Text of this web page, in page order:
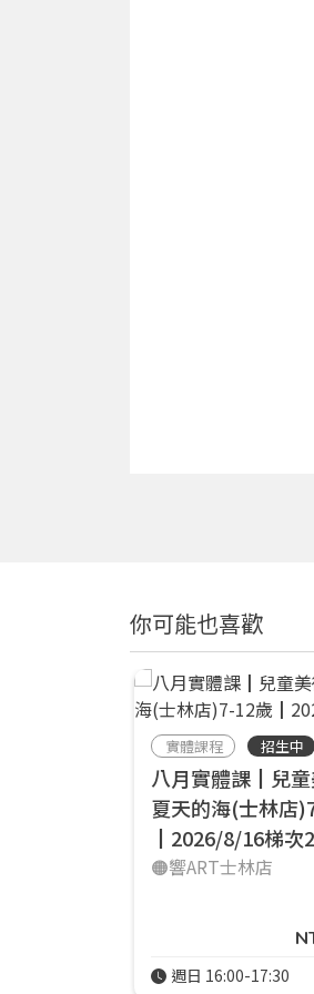
你可能也喜歡
實體課程 招生中
八月實體課┃兒
夏天的海(士林店
┃2026/8/16梯次2
🟠響ART士林店
週日 16:00-17:30